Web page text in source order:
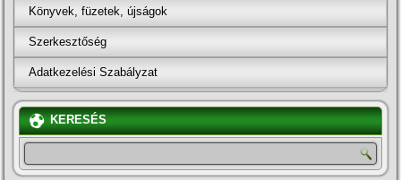
Könyvek, füzetek, újságok
Szerkesztőség
Adatkezelési Szabályzat
KERESÉS